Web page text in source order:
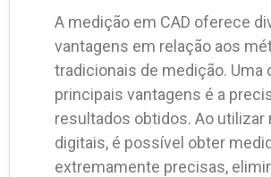
A medição em CAD oferece
vantagens em relação aos
tradicionais de medição. Uma
principais vantagens é a
resultados obtidos. Ao utilizar
digitais, é possível obter
extremamente precisas,